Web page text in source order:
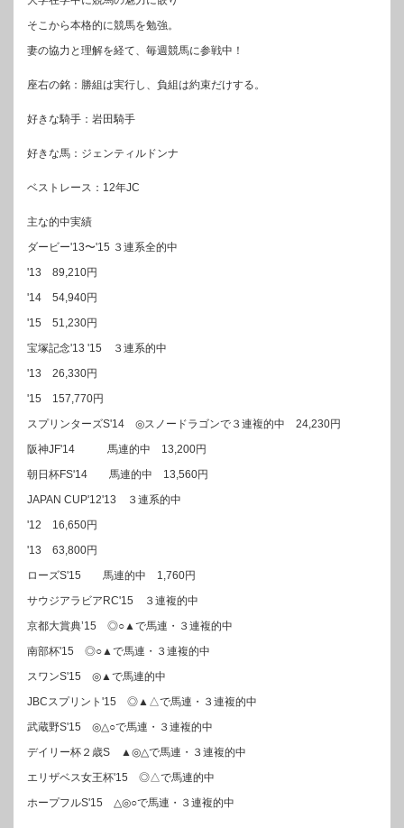
そこから本格的に競馬を勉強。
妻の協力と理解を経て、毎週競馬に参戦中！
座右の銘：勝組は実行し、負組は約束だけする。
好きな騎手：岩田騎手
好きな馬：ジェンティルドンナ
ベストレース：12年JC
主な的中実績
ダービー'13〜'15 ３連系全的中
'13 89,210円
'14 54,940円
'15 51,230円
宝塚記念'13 '15 ３連系的中
'13 26,330円
'15 157,770円
スプリンターズS'14 ◎スノードラゴンで３連複的中 24,230円
阪神JF'14 馬連的中 13,200円
朝日杯FS'14 馬連的中 13,560円
JAPAN CUP'12'13 ３連系的中
'12 16,650円
'13 63,800円
ローズS'15 馬連的中 1,760円
サウジアラビアRC'15 ３連複的中
京都大賞典’15 ◎○▲で馬連・３連複的中
南部杯'15 ◎○▲で馬連・３連複的中
スワンS'15 ◎▲で馬連的中
JBCスプリント'15 ◎▲△で馬連・３連複的中
武蔵野S'15 ◎△○で馬連・３連複的中
デイリー杯２歳S ▲◎△で馬連・３連複的中
エリザベス女王杯'15 ◎△で馬連的中
ホープフルS'15 △◎○で馬連・３連複的中